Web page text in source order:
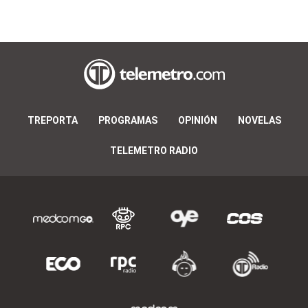
TREPORTA PROGRAMAS OPINIÓN NOVELAS
TELEMETRO RADIO